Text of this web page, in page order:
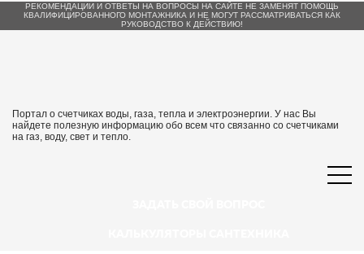
РЕКОМЕНДАЦИИ И ОТВЕТЫ НА ВОПРОСЫ НА САЙТЕ НЕ ЗАМЕНЯТ ПОМОЩЬ
КВАЛИФИЦИРОВАННОГО МОНТАЖНИКА И НЕ МОГУТ РАССМАТРИВАТЬСЯ КАК
РУКОВОДСТВО К ДЕЙСТВИЮ!
Портал о счетчиках воды, газа, тепла и электроэнергии. У нас Вы
найдете полезную информацию обо всем что связанно со счетчиками
на газ, воду, свет и тепло.